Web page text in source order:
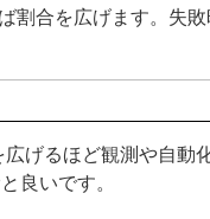
合を広げます。失敗
げるほど観測や自動
良いです。